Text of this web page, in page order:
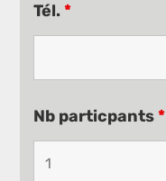
Tél.*
Nb particpants*